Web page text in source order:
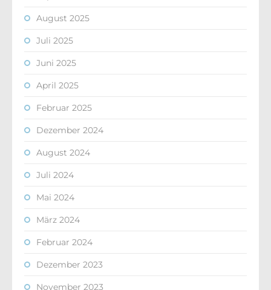
August 2025
Juli 2025
Juni 2025
April 2025
Februar 2025
Dezember 2024
August 2024
Juli 2024
Mai 2024
März 2024
Februar 2024
Dezember 2023
November 2023